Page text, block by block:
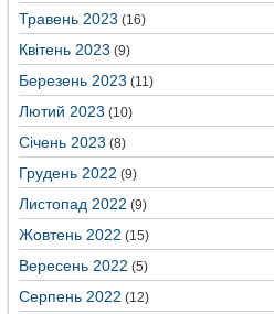
Травень 2023 (16)
Квітень 2023 (9)
Березень 2023 (11)
Лютий 2023 (10)
Січень 2023 (8)
Грудень 2022 (9)
Листопад 2022 (9)
Жовтень 2022 (15)
Вересень 2022 (5)
Серпень 2022 (12)